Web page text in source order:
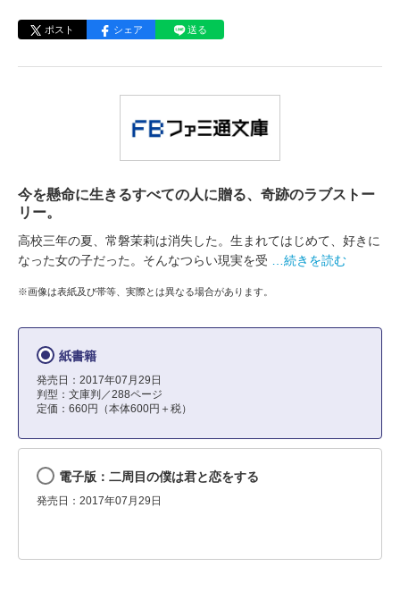
ポスト シェア 送る
今を懸命に生きるすべての人に贈る、奇跡のラブストー
リー。
高校三年の夏、常磐茉莉は消失した。生まれてはじめて、好きに
なった女の子だった。そんなつらい現実を受
…続きを読む
※画像は表紙及び帯等、実際とは異なる場合があります。
紙書籍
発売日：2017年07月29日
判型：文庫判／288ページ
定価：660円（本体600円＋税）
電子版：二周目の僕は君と恋をする
発売日：2017年07月29日